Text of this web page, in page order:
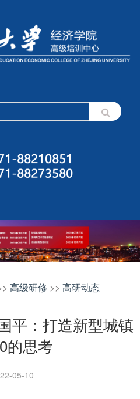
高级研修 >> 高研动态
平：打造新型城镇
的思考
05-10